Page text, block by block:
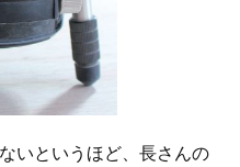
いというほど、長さんの